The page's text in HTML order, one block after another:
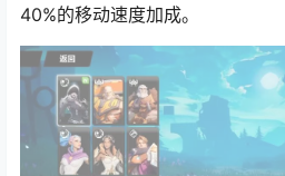
40%的移动速度加成。